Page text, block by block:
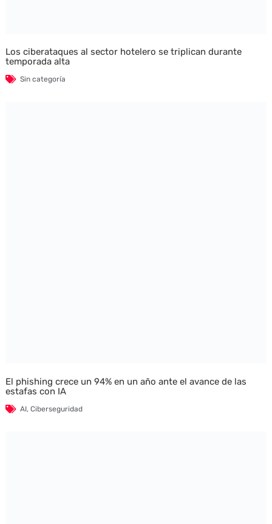
Los ciberataques al sector hotelero se triplican durante
temporada alta
Sin categoría
El phishing crece un 94% en un año ante el avance de las
estafas con IA
AI, Ciberseguridad